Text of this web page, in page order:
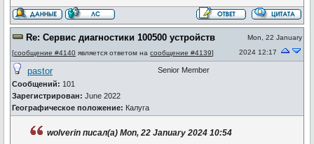
Re: Сервис диагностики 100500 устройств
[сообщение #4140 является ответом на сообщение #4139]
Mon, 22 January
2024 12:17
pastor
Сообщений: 101
Зарегистрирован: June 2022
Географическое положение: Калуга
Senior Member
wolverin писал(а) Mon, 22 January 2024 10:54